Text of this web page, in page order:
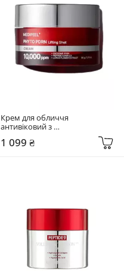
Крем для обличчя
антивіковий з
фітоекзосомами Medi-Peel 50
мл Phyto Exosome PDRN
1 099 ₴